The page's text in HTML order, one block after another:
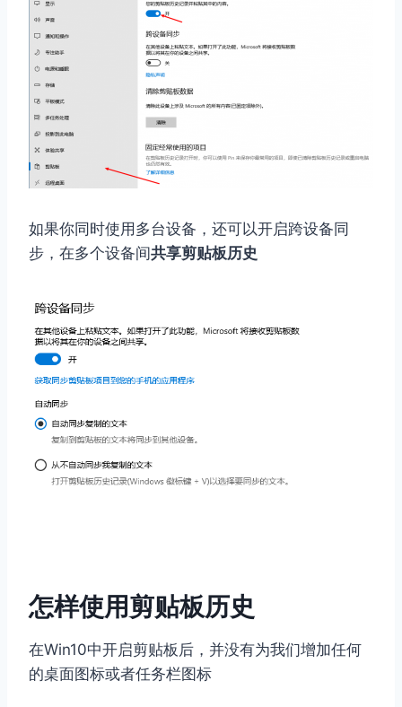
如果你同时使用多台设备，还可以开启跨设备同
步，在多个设备间共享剪贴板历史
怎样使用剪贴板历史
在Win10中开启剪贴板后，并没有为我们增加任何
的桌面图标或者任务栏图标